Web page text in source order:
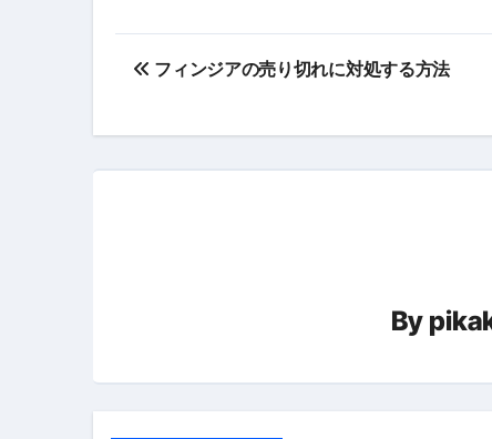
5キロ痩せる簡単な方法
FRONTIER スーパーセール
なくす不安と消える恐怖をゼ
使った分だけ支払う、いちば
英語が「聞こえる・分かる・
【海外ツアー完全ガイド】ア
新春スペシャルセール完全ガ
投
ナ
ョ
フィンジアの売り切れに対処する方法
By